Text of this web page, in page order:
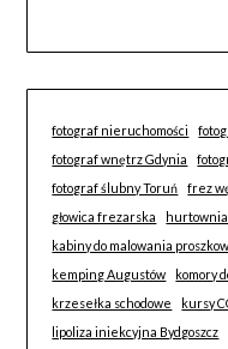
fotograf nieruchomości
fotograf wnętrz Gdynia
fotograf ślubny Toruń
frez
głowica frezarska
kabiny do malowania
kemping Augustów
komory
krzesełka schodowe
kursy
lipoliza iniekcyjna Bydgoszcz